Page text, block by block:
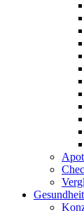
Gesundheit